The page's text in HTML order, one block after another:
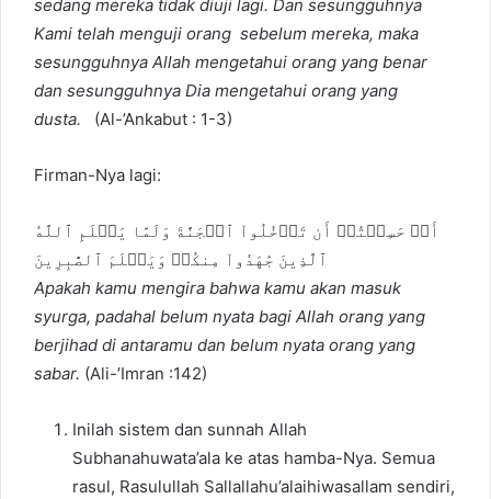
sedang mereka tidak diuji lagi. Dan sesungguhnya
Kami telah menguji orang sebelum mereka, maka
sesungguhnya Allah mengetahui orang yang benar
dan sesungguhnya Dia mengetahui orang yang
dusta.
(Al-’Ankabut : 1-3)
Firman-Nya lagi:
أَمۡ حَسِبۡتُمۡ أَن تَدۡخُلُواْ ٱلۡجَنَّةَ وَلَمَّا يَعۡلَمِ ٱللَّهُ
ٱلَّذِينَ جَٰهَدُواْ مِنكُمۡ وَيَعۡلَمَ ٱلصَّٰبِرِينَ
Apakah kamu mengira bahwa kamu akan masuk
syurga, padahal belum nyata bagi Allah orang yang
berjihad di antaramu dan belum nyata orang yang
sabar. (Ali-’Imran :142)
Inilah sistem dan sunnah Allah
Subhanahuwata’ala ke atas hamba-Nya. Semua
rasul, Rasulullah Sallallahu’alaihiwasallam sendiri,